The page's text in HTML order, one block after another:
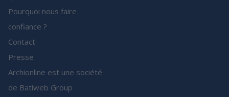
Pourquoi nous faire
confiance ?
Contact
Presse
Archionline est une société
de Batiweb Group